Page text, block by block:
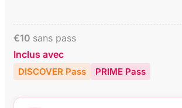
€10 sans pass
Inclus avec
DISCOVER Pass PRIME Pass